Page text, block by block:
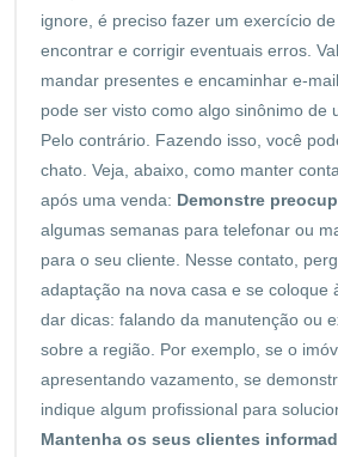
ignore, é preciso fazer um exercício de
encontrar e corrigir eventuais erros.
mandar presentes e encaminhar e-
pode ser visto como algo sinônimo de
Pelo contrário. Fazendo isso, você
chato. Veja, abaixo, como manter
após uma venda: Demonstre
algumas semanas para telefonar ou
para o seu cliente. Nesse contato,
adaptação na nova casa e se coloque
dar dicas: falando da manutenção ou
sobre a região. Por exemplo, se o
apresentando vazamento, se
indique algum profissional para
Mantenha os seus clientes